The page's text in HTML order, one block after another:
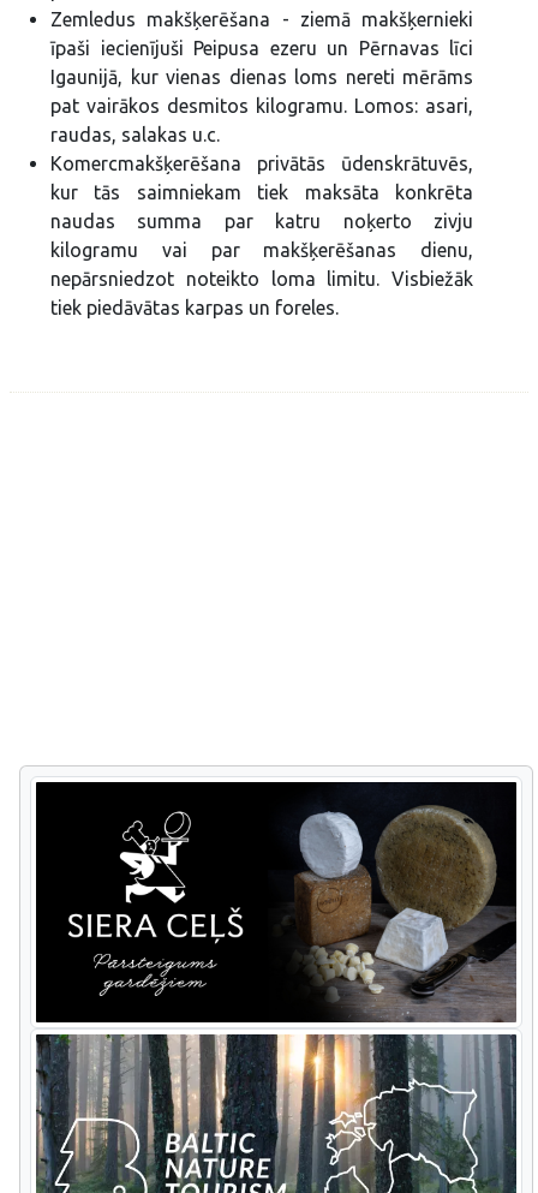
Zemledus makšķerēšana - ziemā makšķernieki
īpaši iecienījuši Peipusa ezeru un Pērnavas līci
Igaunijā, kur vienas dienas loms nereti mērāms
pat vairākos desmitos kilogramu. Lomos: asari,
raudas, salakas u.c.
Komercmakšķerēšana privātās ūdenskrātuvēs,
kur tās saimniekam tiek maksāta konkrēta
naudas summa par katru noķerto zivju
kilogramu vai par makšķerēšanas dienu,
nepārsniedzot noteikto loma limitu. Visbiežāk
tiek piedāvātas karpas un foreles.